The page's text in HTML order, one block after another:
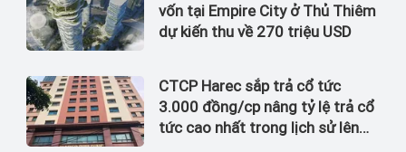
vốn tại Empire City ở Thủ Thiêm
dự kiến thu về 270 triệu USD
CTCP Harec sắp trả cổ tức
3.000 đồng/cp nâng tỷ lệ trả cổ
tức cao nhất trong lịch sử lên